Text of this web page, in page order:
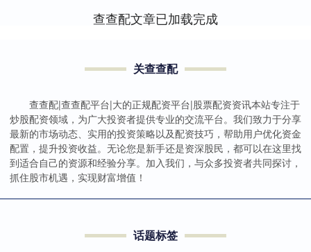
查查配文章已加载完成
关查查配
查查配|查查配平台|大的正规配资平台|股票配资资讯本站专注于
炒股配资领域，为广大投资者提供专业的交流平台。我们致力于分享
最新的市场动态、实用的投资策略以及配资技巧，帮助用户优化资金
配置，提升投资收益。无论您是新手还是资深股民，都可以在这里找
到适合自己的资源和经验分享。加入我们，与众多投资者共同探讨，
抓住股市机遇，实现财富增值！
话题标签